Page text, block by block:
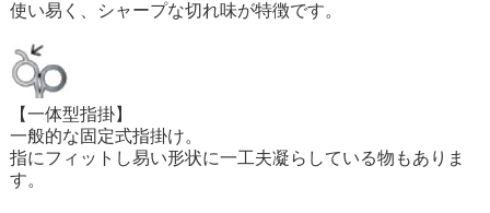
使い易く、シャープな切れ味が特徴です。
【一体型指掛】
一般的な固定式指掛け。
指にフィットし易い形状に一工夫凝らしている物もありま
す。